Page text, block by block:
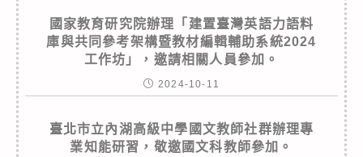
國家教育研究院辦理「建置臺灣英語力語料
庫與共同參考架構暨教材編輯輔助系統2024
工作坊」，邀請相關人員參加。
2024-10-11
臺北市立內湖高級中學國文教師社群辦理專
業知能研習，敬邀國文科教師參加。